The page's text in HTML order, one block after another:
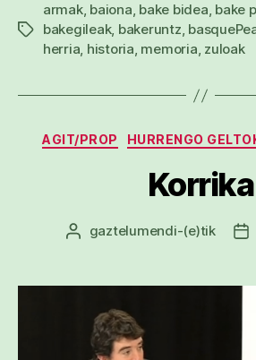
Etiketak
armak, baiona, bake bidea, bake
bakegileak, bakeruntz,
herria, historia, memoria, zuloak
AGIT/PROP HURRENGO
Korrika
Argitalpenaren
gaztelumendi-(e)tik